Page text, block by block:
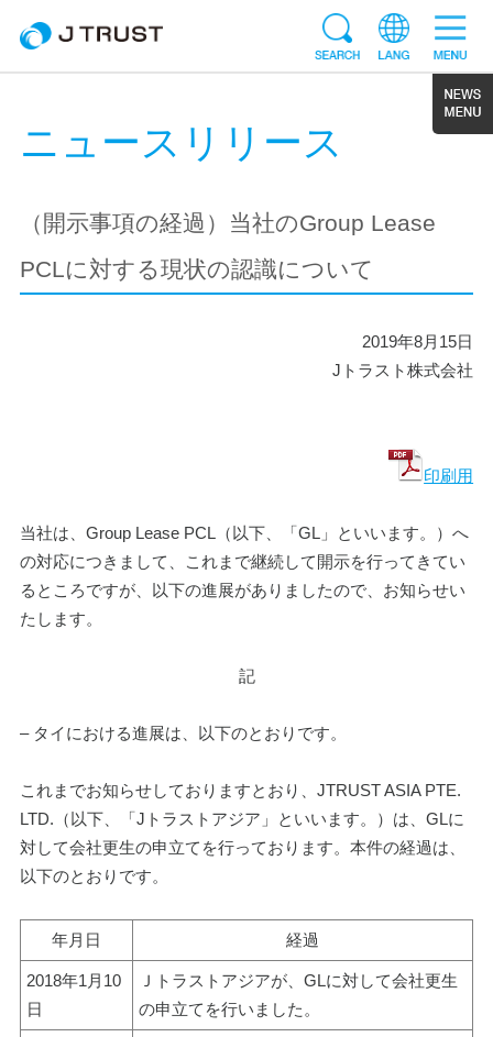
ニュースリリース
（開示事項の経過）当社のGroup Lease
PCLに対する現状の認識について
2019年8月15日
Jトラスト株式会社
印刷用
当社は、Group Lease PCL（以下、「GL」といいます。）へ
の対応につきまして、これまで継続して開示を行ってきてい
るところですが、以下の進展がありましたので、お知らせい
たします。
記
– タイにおける進展は、以下のとおりです。
これまでお知らせしておりますとおり、JTRUST ASIA PTE.
LTD.（以下、「Jトラストアジア」といいます。）は、GLに
対して会社更生の申立てを行っております。本件の経過は、
以下のとおりです。
年月日 経過
2018年1月10
日
Ｊトラストアジアが、GLに対して会社更生
の申立てを行いました。